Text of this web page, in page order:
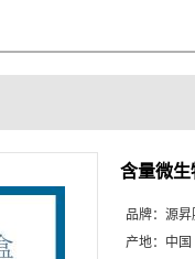
含量微
品牌： 源昇
产地： 中国